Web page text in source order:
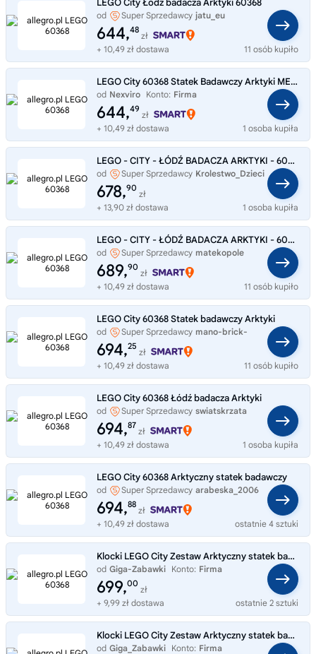
od Super Sprzedawcy jatu_eu
644,48
zł
+ 10,49 zł dostawa
11 osób kupiło
LEGO City 60368 Statek Badawczy Arktyki MEGA Zestaw SUPER Prezent
od Nexviro Konto: Firma
644,49
zł
+ 10,49 zł dostawa
1 osoba kupiła
LEGO - CITY - ŁÓDŹ BADACZA ARKTYKI - 60368
od Super Sprzedawcy Krolestwo_Dzieci
678,90
zł
+ 13,90 zł dostawa
1 osoba kupiła
LEGO - CITY - ŁÓDŹ BADACZA ARKTYKI - 60368
od Super Sprzedawcy matekopole
689,90
zł
+ 10,49 zł dostawa
11 osób kupiło
LEGO City 60368 Statek badawczy Arktyki
od Super Sprzedawcy mano-brick-
store
694,25
zł
+ 10,49 zł dostawa
11 osób kupiło
LEGO City 60368 Łódź badacza Arktyki
od Super Sprzedawcy swiatskrzata
694,87
zł
+ 10,49 zł dostawa
1 osoba kupiła
LEGO City 60368 Arktyczny statek badawczy
od Super Sprzedawcy arabeska_2006
694,88
zł
+ 10,49 zł dostawa
ostatnie 4 sztuki
Klocki LEGO City Zestaw Arktyczny statek badawczy 60368
od Giga-Zabawki Konto: Firma
699,00
zł
+ 9,99 zł dostawa
ostatnie 2 sztuki
Klocki LEGO City Zestaw Arktyczny statek badawczy 60368
od Giga_Zabawki Konto: Firma